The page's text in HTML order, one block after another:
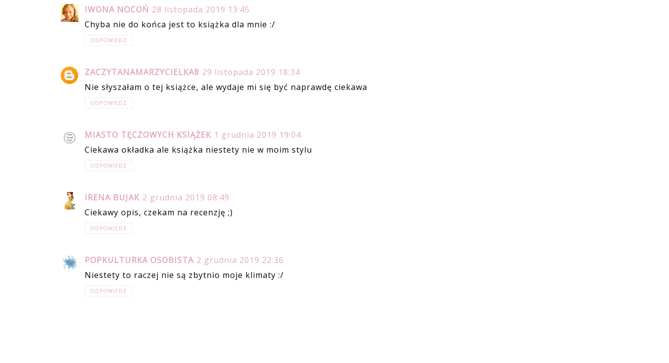
IWONA NOCOŃ 28 listopada 2019 13:45
Chyba nie do końca jest to książka dla mnie :/
ODPOWIEDZ
ZACZYTANAMARZYCIELKA8 29 listopada 2019 18:34
Nie słyszałam o tej książce, ale wydaje mi się być naprawdę ciekawa
ODPOWIEDZ
MIASTO TĘCZOWYCH KSIĄŻEK 1 grudnia 2019 19:04
Ciekawa okładka ale książka niestety nie w moim stylu
ODPOWIEDZ
IRENA BUJAK 2 grudnia 2019 08:49
Ciekawy opis, czekam na recenzję ;)
ODPOWIEDZ
POPKULTURKA OSOBISTA 2 grudnia 2019 22:36
Niestety to raczej nie są zbytnio moje klimaty :/
ODPOWIEDZ